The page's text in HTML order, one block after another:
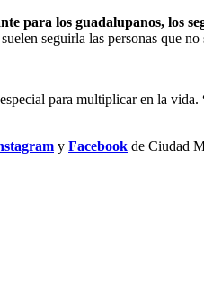
para los guadalupanos, los
seguirla las personas que
para multiplicar en la vida.
y Facebook de Ciudad